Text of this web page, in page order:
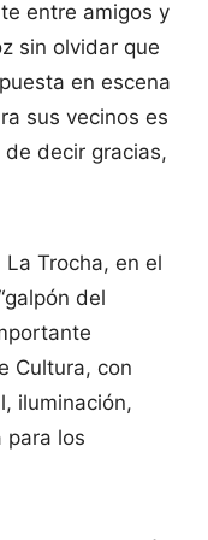
entre amigos y
sin olvidar que
en escena
sus vecinos es
decir gracias,
Trocha, en el
del
Cultura, con
iluminación,
para los